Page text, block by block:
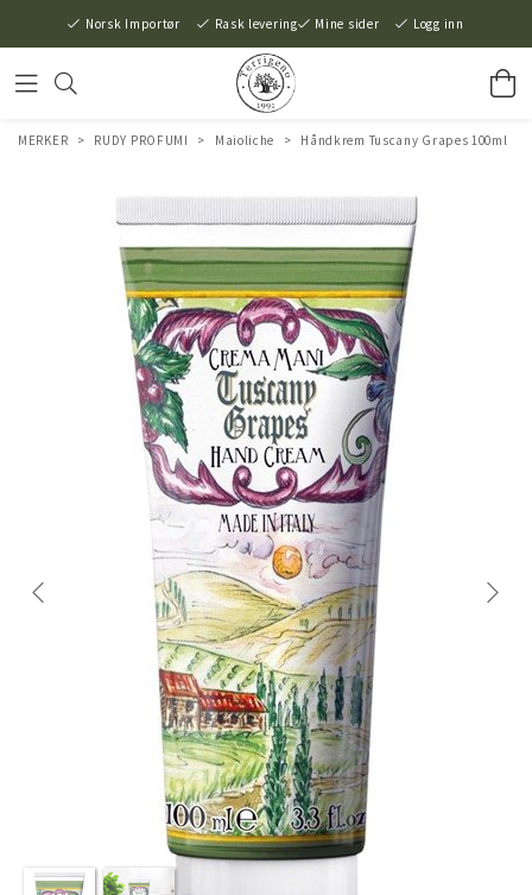
Norsk Importør Rask levering Mine sider Logg inn
MERKER > RUDY PROFUMI > Maioliche > Håndkrem Tuscany Grapes 100ml